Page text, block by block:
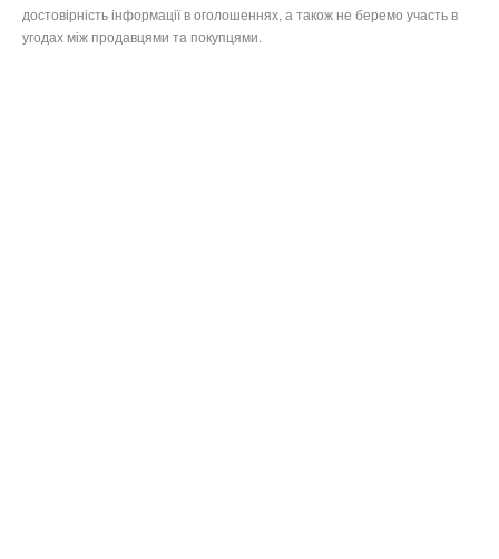
достовірність інформації в оголошеннях, а також не беремо участь в
угодах між продавцями та покупцями.